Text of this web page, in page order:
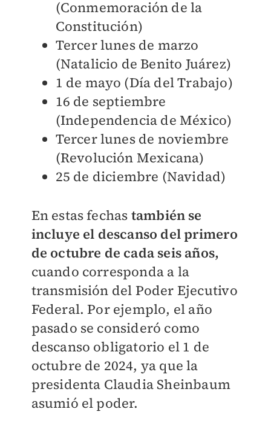
(Conmemoración de la
Constitución)
Tercer lunes de marzo
(Natalicio de Benito Juárez)
1 de mayo (Día del Trabajo)
16 de septiembre
(Independencia de México)
Tercer lunes de noviembre
(Revolución Mexicana)
25 de diciembre (Navidad)
En estas fechas también se
incluye el descanso del primero
de octubre de cada seis años,
cuando corresponda a la
transmisión del Poder Ejecutivo
Federal. Por ejemplo, el año
pasado se consideró como
descanso obligatorio el 1 de
octubre de 2024, ya que la
presidenta Claudia Sheinbaum
asumió el poder.